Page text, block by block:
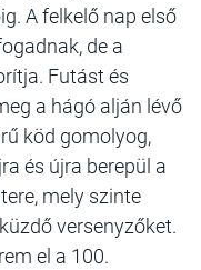
A felkelő nap első
de a
Futást és
a hágó alján lévő
köd gomolyog,
és újra berepül a
mely szinte
versenyzőket.
el a 100.